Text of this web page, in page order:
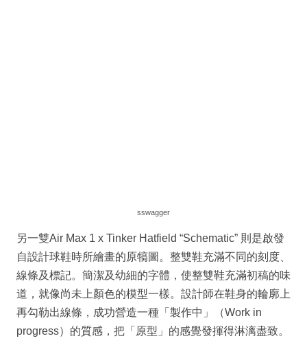
sswagger
另一雙Air Max 1 x Tinker Hatfield “Schematic” 則是啟發
自設計球鞋時所繪畫的原犒圖。整雙鞋充滿不同的刻度、
線條及標記。簡潔及幼細的字體，使整雙鞋充滿初稿的味
道，就像尚未上顏色的模型一樣。設計師在鞋身的輪廓上
再勾勒出線條，成功營造一種「製作中」（Work in
progress）的質感，把「原型」的感覺發揮得淋漓盡致。